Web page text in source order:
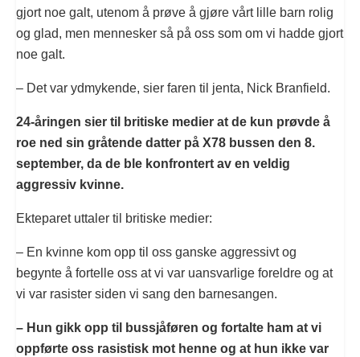
gjort noe galt, utenom å prøve å gjøre vårt lille barn rolig
og glad, men mennesker så på oss som om vi hadde gjort
noe galt.
– Det var ydmykende, sier faren til jenta, Nick Branfield.
24-åringen sier til britiske medier at de kun prøvde å
roe ned sin gråtende datter på X78 bussen den 8.
september, da de ble konfrontert av en veldig
aggressiv kvinne.
Ekteparet uttaler til britiske medier:
– En kvinne kom opp til oss ganske aggressivt og
begynte å fortelle oss at vi var uansvarlige foreldre og at
vi var rasister siden vi sang den barnesangen.
– Hun gikk opp til bussjåføren og fortalte ham at vi
oppførte oss rasistisk mot henne og at hun ikke var